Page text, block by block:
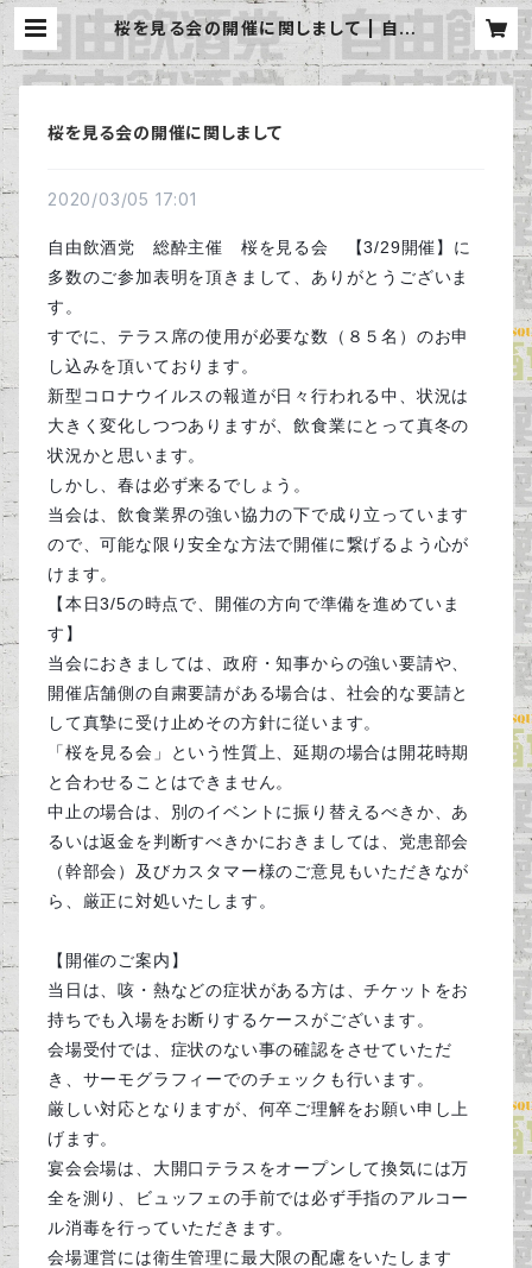
桜を見る会の開催に関しまして | 自由
飲酒党 公式BASE
桜を見る会の開催に関しまして
2020/03/05 17:01
自由飲酒党 総酔主催 桜を見る会 【3/29開催】に
多数のご参加表明を頂きまして、ありがとうございま
す。
すでに、テラス席の使用が必要な数（８５名）のお申
し込みを頂いております。
新型コロナウイルスの報道が日々行われる中、状況は
大きく変化しつつありますが、飲食業にとって真冬の
状況かと思います。
しかし、春は必ず来るでしょう。
当会は、飲食業界の強い協力の下で成り立っています
ので、可能な限り安全な方法で開催に繋げるよう心が
けます。
【本日3/5の時点で、開催の方向で準備を進めていま
す】
当会におきましては、政府・知事からの強い要請や、
開催店舗側の自粛要請がある場合は、社会的な要請と
して真摯に受け止めその方針に従います。
「桜を見る会」という性質上、延期の場合は開花時期
と合わせることはできません。
中止の場合は、別のイベントに振り替えるべきか、あ
るいは返金を判断すべきかにおきましては、党患部会
（幹部会）及びカスタマー様のご意見もいただきなが
ら、厳正に対処いたします。
【開催のご案内】
当日は、咳・熱などの症状がある方は、チケットをお
持ちでも入場をお断りするケースがございます。
会場受付では、症状のない事の確認をさせていただ
き、サーモグラフィーでのチェックも行います。
厳しい対応となりますが、何卒ご理解をお願い申し上
げます。
宴会会場は、大開口テラスをオープンして換気には万
全を測り、ビュッフェの手前では必ず手指のアルコー
ル消毒を行っていただきます。
会場運営には衛生管理に最大限の配慮をいたします